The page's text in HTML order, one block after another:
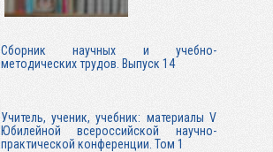
Сборник научных и учебно-
методических трудов. Выпуск 14
Учитель, ученик, учебник: материалы V
Юбилейной всероссийской научно-
практической конференции. Том 1